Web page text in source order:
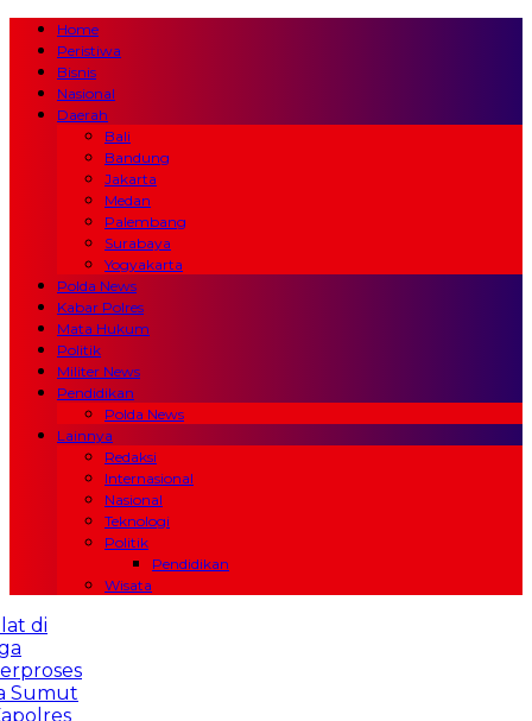
Home
Peristiwa
Bisnis
Nasional
Daerah
Bali
Bandung
Jakarta
Medan
Palembang
Surabaya
Yogyakarta
Polda News
Kabar Polres
Mata Hukum
Politik
Militer News
Pendidikan
Polda News
Lainnya
Redaksi
Internasional
Nasional
Teknologi
Politik
Pendidikan
Wisata